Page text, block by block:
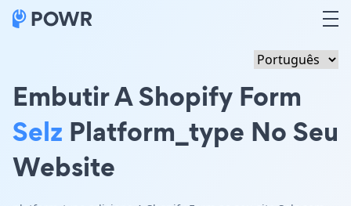
Embutir A Shopify Form
Selz Platform_type No Seu
Website